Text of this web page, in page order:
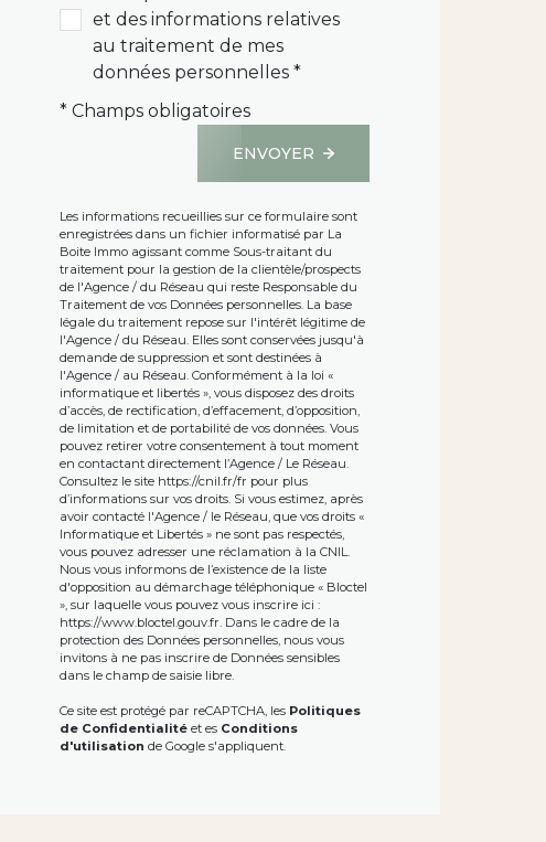
et des informations relatives
au traitement de mes
données personnelles *
* Champs obligatoires
ENVOYER
Les informations recueillies sur ce formulaire sont
enregistrées dans un fichier informatisé par La
Boite Immo agissant comme Sous-traitant du
traitement pour la gestion de la clientèle/prospects
de l'Agence / du Réseau qui reste Responsable du
Traitement de vos Données personnelles. La base
légale du traitement repose sur l'intérêt légitime de
l'Agence / du Réseau. Elles sont conservées jusqu'à
demande de suppression et sont destinées à
l'Agence / au Réseau. Conformément à la loi «
informatique et libertés », vous disposez des droits
d’accès, de rectification, d’effacement, d’opposition,
de limitation et de portabilité de vos données. Vous
pouvez retirer votre consentement à tout moment
en contactant directement l’Agence / Le Réseau.
Consultez le site https://cnil.fr/fr pour plus
d’informations sur vos droits. Si vous estimez, après
avoir contacté l'Agence / le Réseau, que vos droits «
Informatique et Libertés » ne sont pas respectés,
vous pouvez adresser une réclamation à la CNIL.
Nous vous informons de l’existence de la liste
d'opposition au démarchage téléphonique « Bloctel
», sur laquelle vous pouvez vous inscrire ici :
https://www.bloctel.gouv.fr. Dans le cadre de la
protection des Données personnelles, nous vous
invitons à ne pas inscrire de Données sensibles
dans le champ de saisie libre.
Ce site est protégé par reCAPTCHA, les Politiques
de Confidentialitéet es Conditions
d'utilisation de Google s'appliquent.